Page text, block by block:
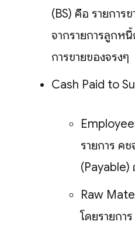
(BS) คือ รายการ
จากรายการลูกหนี้
การขายของจริงๆ
Cash Paid to
รายการ ค
(Payable)
Raw
โดยรายก